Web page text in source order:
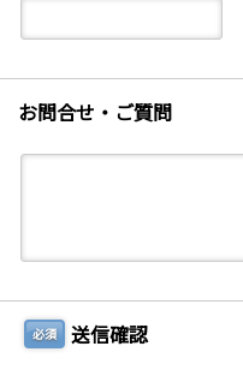
お問合せ・ご質問
必須 送信確認